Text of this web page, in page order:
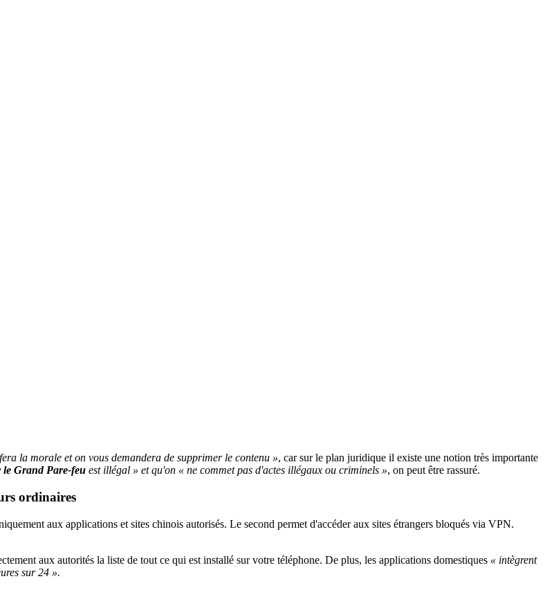
la morale et on vous demandera de supprimer le contenu », car sur le plan juridique il existe une notion très importante
Grand Pare-feu est illégal » et qu'on « ne commet pas d'actes illégaux ou criminels », on peut être rassuré.
ordinaires
aux applications et sites chinois autorisés. Le second permet d'accéder aux sites étrangers bloqués via VPN.
aux autorités la liste de tout ce qui est installé sur votre téléphone. De plus, les applications domestiques « intègrent
sur 24 ».